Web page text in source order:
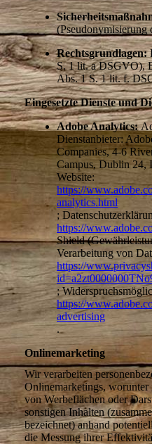
(Pseudonymisierung
Rechtsgrundlagen:
S. 1 lit. a DSGVO),
Abs. 1 S. 1 lit. f.
Eingesetzte Dienste und
Adobe Analytics:
Dienstanbieter:
Companies, 4-6
Campus, Dublin 24,
Website:
https://
analytics.html
;
https://
Shield
Verarbeitung von
https://
;
https://
advertising
.
Onlinemarketing
Wir verarbeiten
Onlinemarketings, worunter
von Werbeflächen oder
sonstigen Inhalten
bezeichnet) anhand
die Messung ihrer